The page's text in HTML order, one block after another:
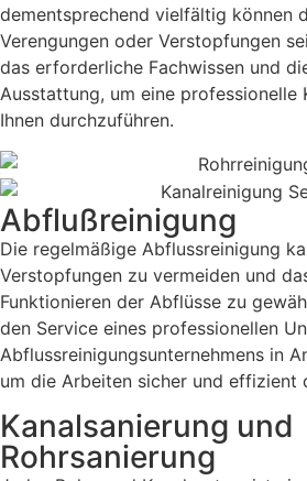
dementsprechend vielfältig können
Verengungen oder Verstopfungen
das erforderliche Fachwissen und
Ausstattung, um eine professionelle
Ihnen durchzuführen.
Abflußreinigung
Die regelmäßige Abflussreinigung
Verstopfungen zu vermeiden und
Funktionieren der Abflüsse zu
den Service eines professionellen
Abflussreinigungsunternehmens in
um die Arbeiten sicher und effizient
Kanalsanierung und
Rohrsanierung